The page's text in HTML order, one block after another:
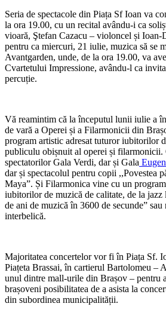
Seria de spectacole din Piața Sf Ioan va
la ora 19.00, cu un recital avându-i ca
vioară, Ştefan Cazacu – violoncel și
pentru ca miercuri, 21 iulie, muzica să se
Avantgarden, unde, de la ora 19.00, va
Cvartetului Impressione, avându-l ca
percuție.
Vă reamintim că la începutul lunii iulie a
de vară a Operei și a Filarmonicii din
program artistic adresat tuturor iubitorilor
publiculu obișnuit al operei și filarmonicii.
spectatorilor Gala Verdi, dar și Gala
dar și spectacolul pentru copii ,,Povestea
Maya”. Și Filarmonica vine cu un
iubitorilor de muzică de calitate, de la
de ani de muzică în 3600 de secunde”
interbelică.
Majoritatea concertelor vor fi în Piața Sf.
Piațeta Brassai, în cartierul Bartolomeu –
unul dintre mall-urile din Brașov – pentru
brașoveni posibilitatea de a asista la
din subordinea municipalității.